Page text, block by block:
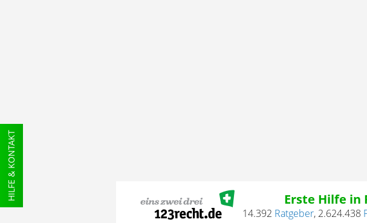
HILFE & KONTAKT Erste Hilfe in
14.392 Ratgeber, 2.624.438